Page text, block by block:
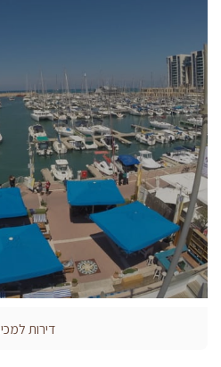
דירות למכירה